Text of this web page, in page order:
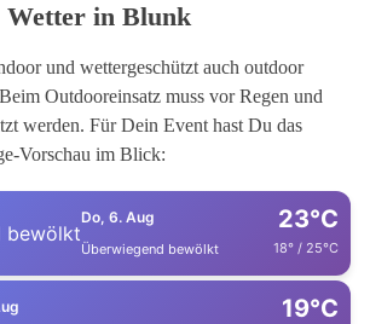
Wetter in Blunk
und wettergeschützt auch outdoor
Outdooreinsatz muss vor Regen und
werden. Für Dein Event hast Du das
Vorschau im Blick:
Do, 6. Aug
Überwiegend bewölkt
23°C
18° / 25°C
19°C